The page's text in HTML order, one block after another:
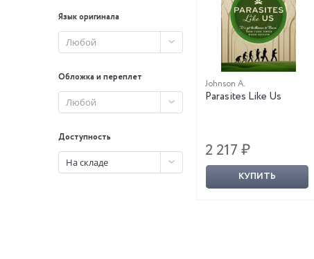
Язык оригинала
Любой
Обложка и переплет
Любой
Доступность
На складе
Johnson A.
Parasites Like Us
2 217 ₽
КУПИТЬ